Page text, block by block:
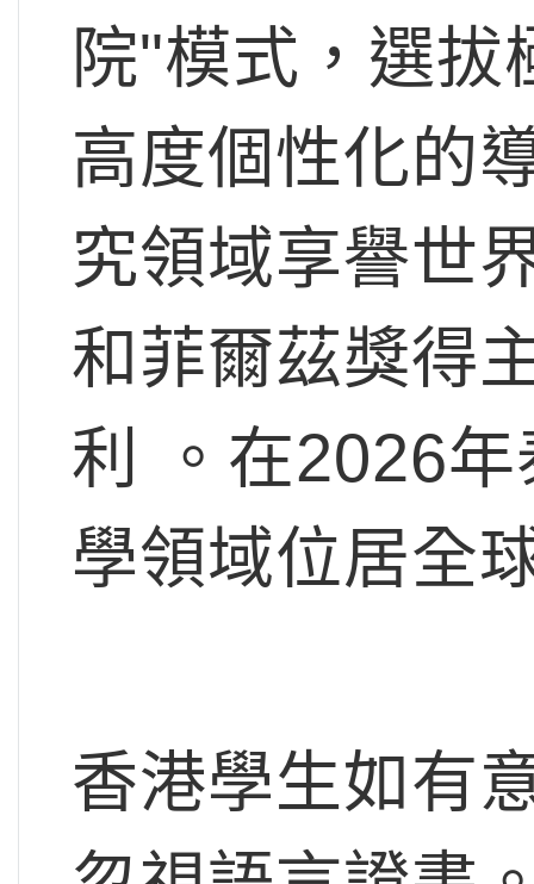
院"模式，選
高度個性化的
究領域享譽世
和菲爾茲獎得
利 。在2026
學領域位居全
香港學生如有